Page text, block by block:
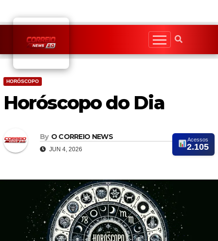
content
HORÓSCOPO
Horóscopo do Dia
By O CORREIO NEWS
JUN 4, 2026
Acessos
2.105